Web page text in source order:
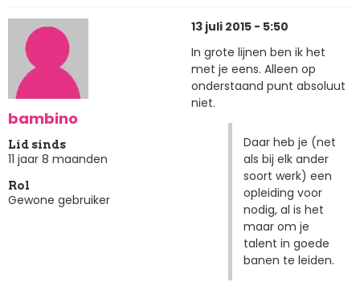
bambino
Lid sinds
11 jaar 8 maanden
Rol
Gewone gebruiker
13 juli 2015 - 5:50
In grote lijnen ben ik het
met je eens. Alleen op
onderstaand punt absoluut
niet.
Daar heb je (net
als bij elk ander
soort werk) een
opleiding voor
nodig, al is het
maar om je
talent in goede
banen te leiden.